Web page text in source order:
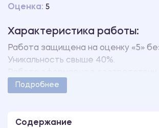
Оценка: 5
Характеристика работы:
Работа защищена на оценку «5»
Уникальность свыше 40%.
методическими указаниями
Подробнее
Содержание